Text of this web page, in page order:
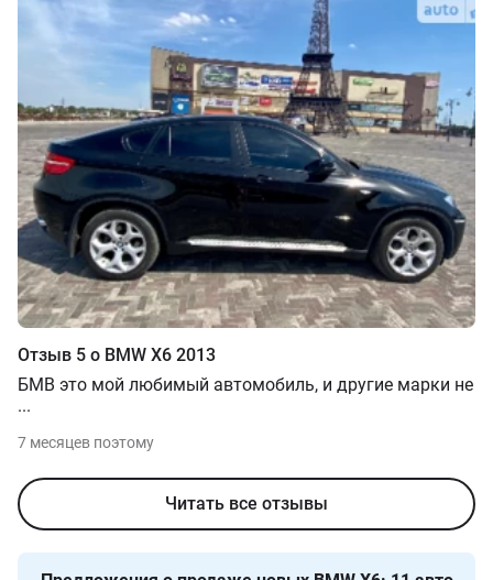
Отзыв 5 о BMW X6 2013
БМВ это мой любимый автомобиль, и другие марки не
...
7 месяцев поэтому
Читать все отзывы